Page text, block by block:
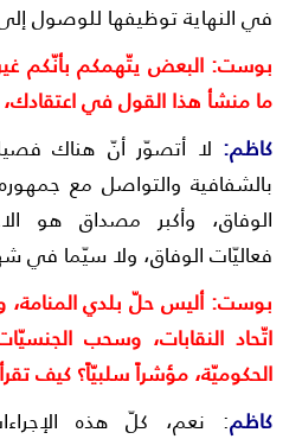
النهاية توظيفها للوصول إلى
البعض يتّهمكم بأنّكم غير
منشأ هذا القول في اعتقادك،
:لا أتصوّر أنّ هناك فصيلاً
والتواصل مع جمهوره
وأكبر مصداق هو
الوفاق، ولا سيّما في شهر
أليس حلّ بلدي المنامة،
النقابات، وسحب الجنسيّات،
مؤشراً سلبيّاً؟ كيف تقرأ
: نعم، كلّ هذه الإجراءات